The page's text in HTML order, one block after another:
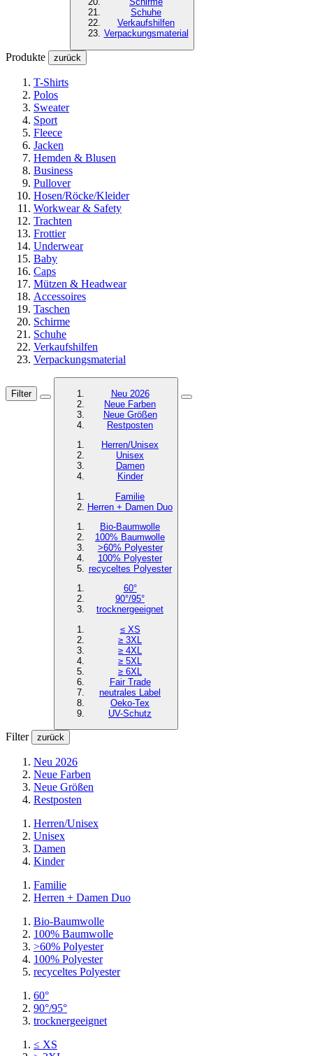
Schuhe
Verkaufshilfen
Verpackungsmaterial
Produkte zurück
T-Shirts
Polos
Sweater
Sport
Fleece
Jacken
Hemden & Blusen
Business
Pullover
Hosen/Röcke/Kleider
Workwear & Safety
Trachten
Frottier
Underwear
Baby
Caps
Mützen & Headwear
Accessoires
Taschen
Schirme
Schuhe
Verkaufshilfen
Verpackungsmaterial
Filter
Neu 2026
Neue Farben
Neue Größen
Restposten
Herren/Unisex
Unisex
Damen
Kinder
Familie
Herren + Damen Duo
Bio-Baumwolle
100% Baumwolle
>60% Polyester
100% Polyester
recyceltes Polyester
60°
90°/95°
trocknergeeignet
≤ XS
≥ 3XL
≥ 4XL
≥ 5XL
≥ 6XL
Fair Trade
neutrales Label
Oeko-Tex
UV-Schutz
Filter zurück
Neu 2026
Neue Farben
Neue Größen
Restposten
Herren/Unisex
Unisex
Damen
Kinder
Familie
Herren + Damen Duo
Bio-Baumwolle
100% Baumwolle
>60% Polyester
100% Polyester
recyceltes Polyester
60°
90°/95°
trocknergeeignet
≤ XS